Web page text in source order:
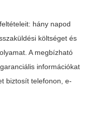
hány napod
költséget és
A megbízható
információkat
biztosít telefonon, e-